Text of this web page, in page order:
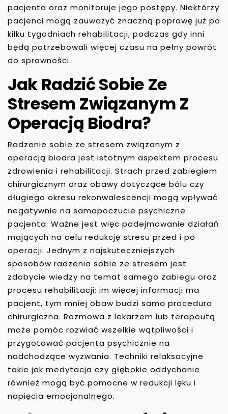
pacjenta oraz monitoruje jego postępy. Niektórzy
pacjenci mogą zauważyć znaczną poprawę już po
kilku tygodniach rehabilitacji, podczas gdy inni
będą potrzebowali więcej czasu na pełny powrót
do sprawności.
Jak Radzić Sobie Ze
Stresem Związanym Z
Operacją Biodra?
Radzenie sobie ze stresem związanym z
operacją biodra jest istotnym aspektem procesu
zdrowienia i rehabilitacji. Strach przed zabiegiem
chirurgicznym oraz obawy dotyczące bólu czy
długiego okresu rekonwalescencji mogą wpływać
negatywnie na samopoczucie psychiczne
pacjenta. Ważne jest więc podejmowanie działań
mających na celu redukcję stresu przed i po
operacji. Jednym z najskuteczniejszych
sposobów radzenia sobie ze stresem jest
zdobycie wiedzy na temat samego zabiegu oraz
procesu rehabilitacji; im więcej informacji ma
pacjent, tym mniej obaw budzi sama procedura
chirurgiczna. Rozmowa z lekarzem lub terapeutą
może pomóc rozwiać wszelkie wątpliwości i
przygotować pacjenta psychicznie na
nadchodzące wyzwania. Techniki relaksacyjne
takie jak medytacja czy głębokie oddychanie
również mogą być pomocne w redukcji lęku i
napięcia emocjonalnego.